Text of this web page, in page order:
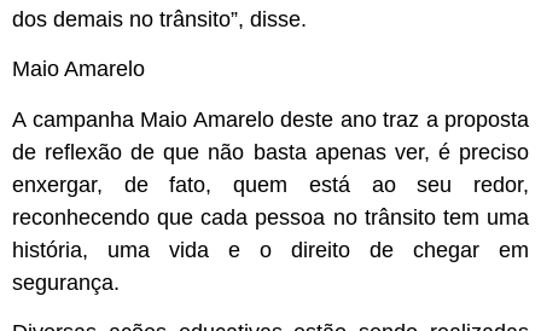
dos demais no trânsito”, disse.
Maio Amarelo
A campanha Maio Amarelo deste ano traz a proposta
de reflexão de que não basta apenas ver, é preciso
enxergar, de fato, quem está ao seu redor,
reconhecendo que cada pessoa no trânsito tem uma
história, uma vida e o direito de chegar em
segurança.